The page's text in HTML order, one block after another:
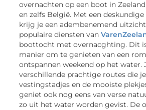
overnachten op een boot in
en zelfs België. Met een
krijg je een adembenemend
populaire diensten van
boottocht met overnacghting. Dit
manier om te genieten van een
ontspannen weekend op het water.
verschillende prachtige routes die
vestingstadjes en de mooiste
geniet ook nog eens van verse
zo uit het water worden gevist. De